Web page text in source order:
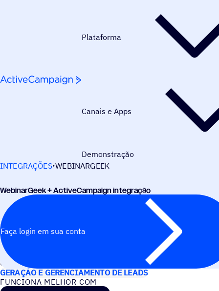
Plataforma
Canais e Apps
Demonstração
INTEGRAÇÕES WEBINARGEEK
WebinarGeek + ActiveCampaign integração
Faça login em sua conta
CASOS DE USO
GERAÇÃO E GERENCIAMENTO DE LEADS
FUNCIONA MELHOR COM